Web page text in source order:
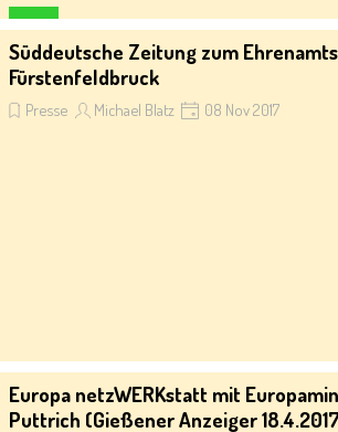
Programm zur Resozialisierung von
Engagementpreis der FES-Ehemalige
Lesen
Süddeutsche Zeitung zum
Fürstenfeldbruck
Presse Michael Blatz 08 Nov 2017
Ehrenamtstag des Landratsamtes
den Nachwuchs in den Mittelpunkt
Lesen
Europa netzWERKstatt mit
Puttrich (Gießener Anzeiger